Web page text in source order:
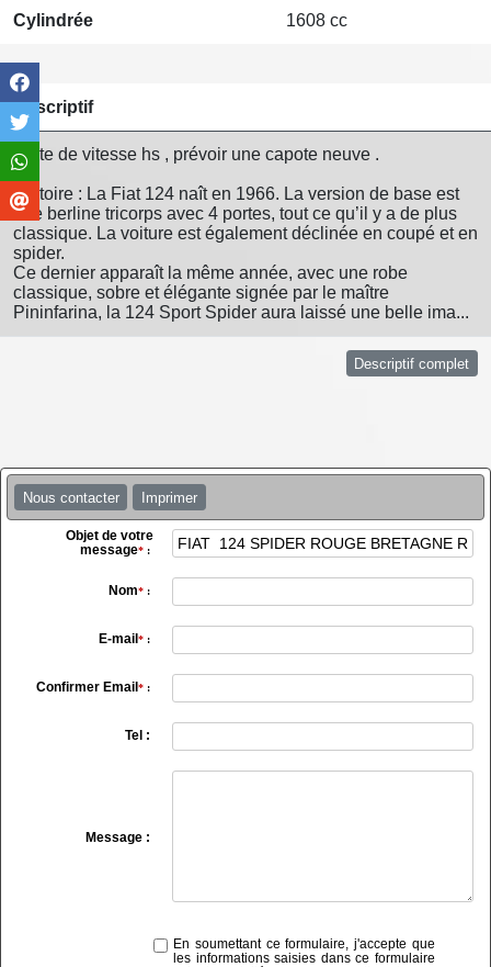
Cylindrée 1608 cc
Descriptif
Boite de vitesse hs , prévoir une capote neuve .
Histoire : La Fiat 124 naît en 1966. La version de base est
une berline tricorps avec 4 portes, tout ce qu’il y a de plus
classique. La voiture est également déclinée en coupé et en
spider.
Ce dernier apparaît la même année, avec une robe
classique, sobre et élégante signée par le maître
Pininfarina, la 124 Sport Spider aura laissé une belle ima...
Descriptif complet
Nous contacter Imprimer
Objet de votre
message*:
Nom*:
E-mail *:
Confirmer Email *:
Tel :
Message :
En soumettant ce formulaire, j'accepte que
les informations saisies dans ce formulaire